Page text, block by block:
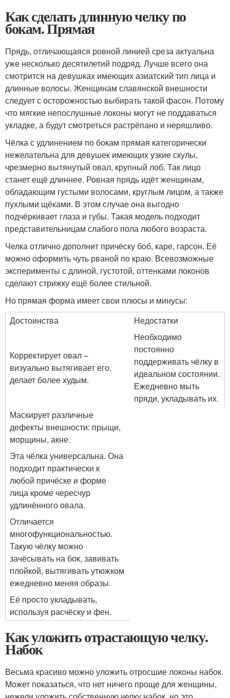
Как сделать длинную челку по
бокам. Прямая
Прядь, отличающаяся ровной линией среза актуальна
уже несколько десятилетий подряд. Лучше всего она
смотрится на девушках имеющих азиатский тип лица и
длинные волосы. Женщинам славянской внешности
следует с осторожностью выбирать такой фасон. Потому
что мягкие непослушные локоны могут не поддаваться
укладке, а будут смотреться растрёпано и неряшливо.
Чёлка с удлинением по бокам прямая категорически
нежелательна для девушек имеющих узкие скулы,
чрезмерно вытянутый овал, крупный лоб. Так лицо
станет ещё длиннее. Ровная прядь идёт женщинам,
обладающим густыми волосами, круглым лицом, а также
пухлыми щёками. В этом случае она выгодно
подчёркивает глаза и губы. Такая модель подходит
представительницам слабого пола любого возраста.
Челка отлично дополнит причёску боб, каре, гарсон. Её
можно оформить чуть рваной по краю. Всевозможные
эксперименты с длиной, густотой, оттенками локонов
сделают стрижку ещё более стильной.
Но прямая форма имеет свои плюсы и минусы:
Достоинства
Недостатки
Корректирует овал –
визуально вытягивает его,
делает более худым.
Необходимо
постоянно
поддерживать чёлку в
идеальном состоянии.
Ежедневно мыть
пряди, укладывать их.
Маскирует различные
дефекты внешности: прыщи,
морщины, акне.
Эта чёлка универсальна. Она
подходит практически к
любой причёске и форме
лица кроме чересчур
удлинённого овала.
Отличается
многофункциональностью.
Такую чёлку можно
зачёсывать на бок, завивать
плойкой, вытягивать утюжком
ежедневно меняя образы.
Её просто укладывать,
используя расчёску и фен.
Как уложить отрастающую челку.
Набок
Весьма красиво можно уложить отросшие локоны набок.
Может показаться, что нет ничего проще для женщины,